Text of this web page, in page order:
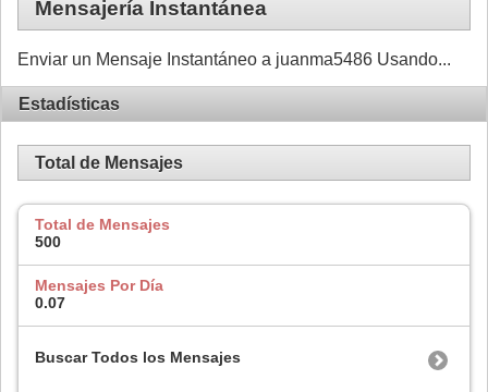
Mensajería Instantánea
Enviar un Mensaje Instantáneo a juanma5486 Usando...
Estadísticas
Total de Mensajes
Total de Mensajes
500
Mensajes Por Día
0.07
Buscar Todos los Mensajes